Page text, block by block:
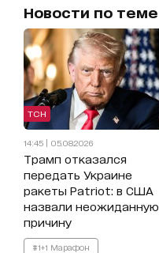
Новости по теме
ТСН
14:45 | 05.08.2026
Трамп отказался
передать Украине
ракеты Patriot: в США
назвали неожиданную
причину
#1+1 Марафон